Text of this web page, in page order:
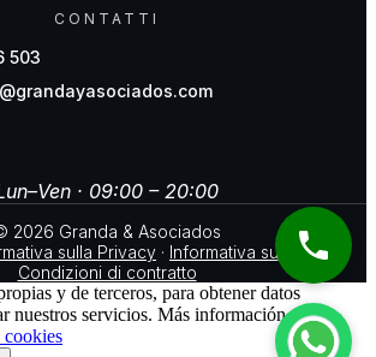
CONTATTI
503
· 09:00 – 20:00
2026 Granda & Asociados
sulla Privacy · Informativa sui Cookie
·
Condizioni di contratto
y de terceros, para obtener datos
nuestros servicios. Más información en
cookies